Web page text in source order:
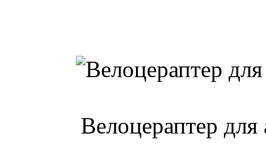
Велоцераптер